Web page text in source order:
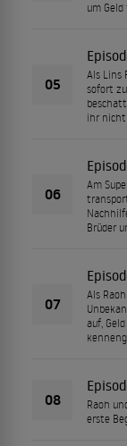
um
05
Als Lins
sofort
ihr nicht
06
Am
Brüder
07
Als
auf,
08
Raoh
erste